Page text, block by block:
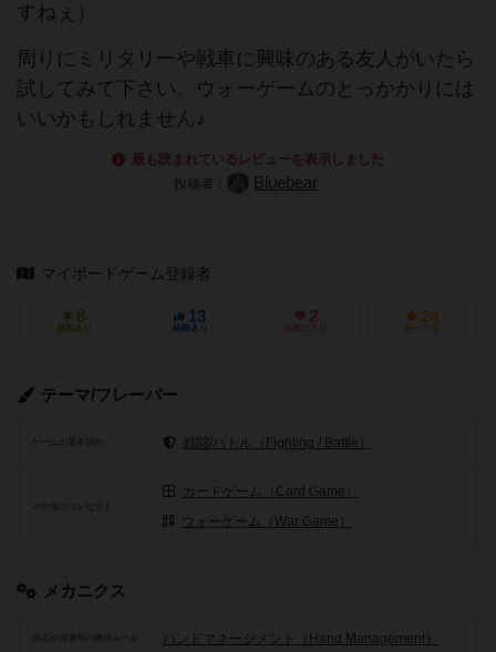
すねぇ）
周りにミリタリーや戦車に興味のある友人がいたら
試してみて下さい。ウォーゲームのとっかかりには
いいかもしれません♪
最も読まれているレビューを表示しました
投稿者：
Bluebear
マイボードゲーム登録者
8
興味あり
13
経験あり
2
お気に入り
24
持ってる
テーマ/フレーバー
ゲームの基本目的 戦闘/バトル（Fighting / Battle）
その他のコンセプト
カードゲーム（Card Game）
ウォーゲーム（War Game）
メカニクス
ハンドマネージメント（Hand Management）